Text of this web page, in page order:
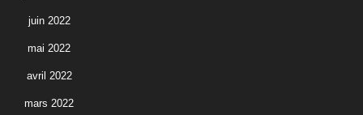
juin 2022
mai 2022
avril 2022
mars 2022